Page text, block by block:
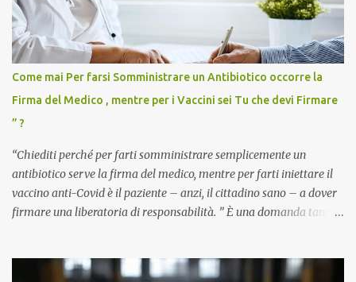
Come mai Per farsi Somministrare un Antibiotico occorre la
Firma del Medico , mentre per i Vaccini sei Tu che devi Firmare
” ?
“Chiediti perché per farti somministrare semplicemente un
antibiotico serve la firma del medico, mentre per farti iniettare il
vaccino anti-Covid è il paziente – anzi, il cittadino sano – a dover
firmare una liberatoria di responsabilità. ” È una domanda tanto
pandemia. Un interrogativo che dovrebbe scuotere chiunque abbia